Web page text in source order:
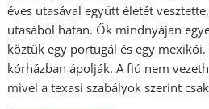
éves utasával együtt életét
utasából hatan. Ők mindnyájan
köztük egy portugál és egy
kórházban ápolják. A fiú nem
mivel a texasi szabályok szerint